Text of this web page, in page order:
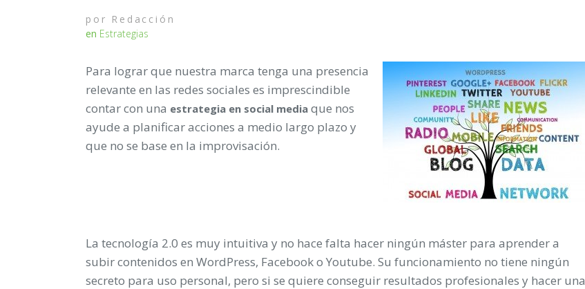
por Redacción
en Estrategias
Para lograr que nuestra marca tenga una presencia
relevante en las redes sociales es imprescindible
contar con una estrategia en social media que nos
ayude a planificar acciones a medio largo plazo y
que no se base en la improvisación.
La tecnología 2.0 es muy intuitiva y no hace falta hacer ningún máster para aprender a
subir contenidos en WordPress, Facebook o Youtube. Su funcionamiento no tiene ningún
secreto para uso personal, pero si se quiere conseguir resultados profesionales y hacer una